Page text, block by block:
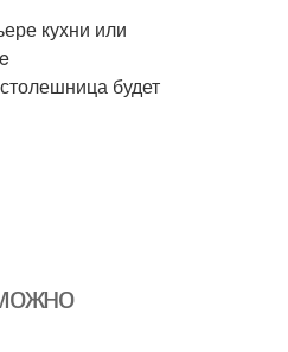
кухни или
будет